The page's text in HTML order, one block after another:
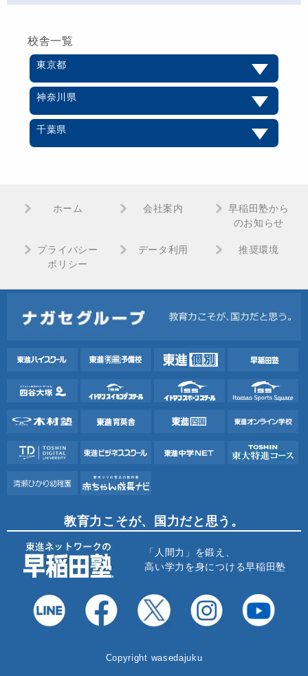
校舎一覧
東京都
神奈川県
千葉県
ホーム 会社案内
早稲田塾から
のお知らせ
プライバシー
ポリシー
データ利用 推奨環境
教育力こそが、国力だと思う。
「人間力」を鍛え、
高い学力を身につける早稲田塾
Copyright wasedajuku